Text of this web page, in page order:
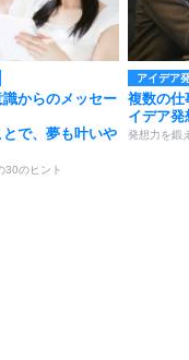
からのメッセー
で、夢も叶いや
30のヒント
アイデア
複数の仕
イデア発
発想力を鍛